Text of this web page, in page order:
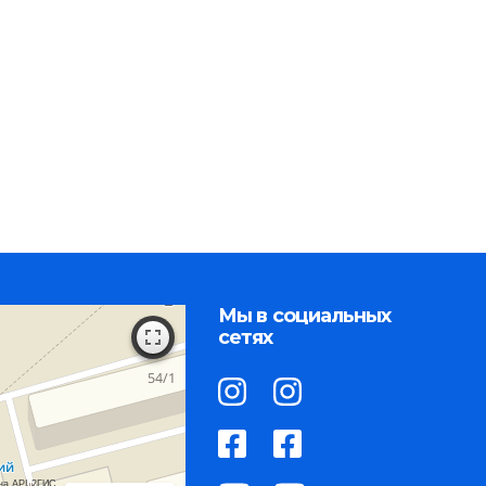
API 2ГИС
Мы в социальных
сетях